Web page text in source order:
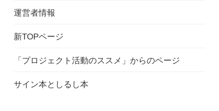
運営者情報
新TOPページ
「プロジェクト活動のススメ」からのページ
サイン本としるし本